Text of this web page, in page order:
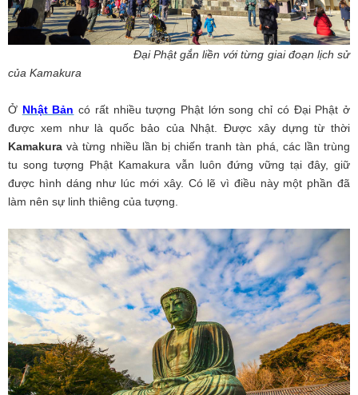
Đại Phật gắn liền với từng giai đoạn lịch sử
của Kamakura
Ở Nhật Bản có rất nhiều tượng Phật lớn song chỉ có Đại Phật ở
được xem như là quốc bảo của Nhật. Được xây dựng từ thời
Kamakura và từng nhiều lần bị chiến tranh tàn phá, các lần trùng
tu song tượng Phật Kamakura vẫn luôn đứng vững tại đây, giữ
được hình dáng như lúc mới xây. Có lẽ vì điều này một phần đã
làm nên sự linh thiêng của tượng.